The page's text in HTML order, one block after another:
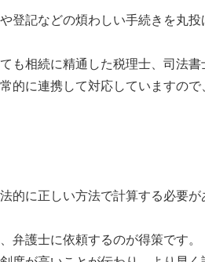
登記などの煩わしい手続きを丸投
も相続に精通した税理士、司法書
的に連携して対応していますので
的に正しい方法で計算する必要が
弁護士に依頼するのが得策です。